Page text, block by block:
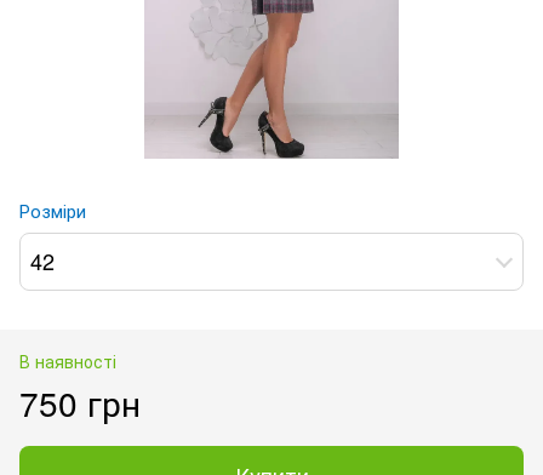
Розміри
42
В наявності
750 грн